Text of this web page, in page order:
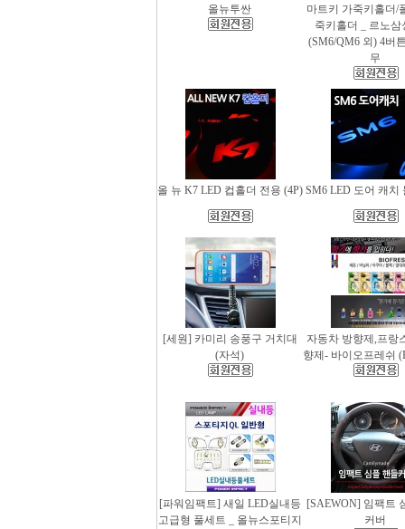
올뉴투싼
마트키 가죽키홀더/
죽키홀더 _ 르노삼
(SM6/QM6 외) 4버
무
올 뉴 K7 LED 컵홀더 전용 (4P) SM6 LED 도어 캐치
[세원] 카미리 송풍구 거치대
(자석)
자동차 방향제,프랑
향제- 바이오프레쉬
[파워임팩트] 새일 LED실내등
고급형 풀세트 _ 올뉴스포티지
[SAEWON] 임팩트
커버